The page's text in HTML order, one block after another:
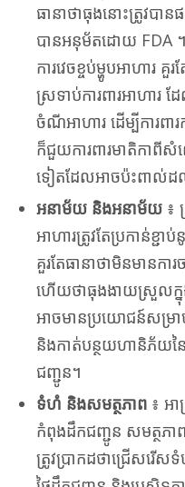
ធានាថាធុងនោះត្រូវបា
បានអនុម័តដោយ FDA
ការវេចខ្ចប់ម្ហូបអាហារ
ស្រទាប់ការពារអាហារ
ចំណីអាហារ ដើម្បីការពារ
ក៏ជួយការពារមាតិកាពីសំ
ទៀតដែលអាចប៉ះពាល់
អនាម័យ និងអនាម័យ ៖
អាហារត្រូវតែប្រកាន់ខ្ជា
គួរតែធានាថាមិនមានកា
ហើយថាធុងងាយស្រួលក្នុ
អាចមានប្រយោជន៍សម្រាប់
និងកាត់បន្ថយហានិភ័យន
ជញ្ជូន។
ទំហំ និងសមត្ថភាព ៖ អ
កំពុងដឹកជញ្ជូន សមត្ថភា
ត្រូវប្រាកដថាជ្រើសរើស